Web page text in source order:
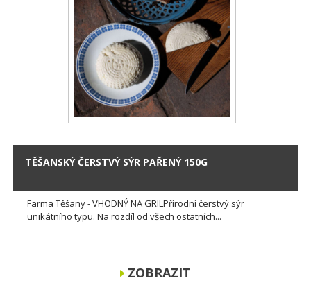
TĚŠANSKÝ ČERSTVÝ SÝR PAŘENÝ 150G
Farma Těšany - VHODNÝ NA GRILPřírodní čerstvý sýr
unikátního typu. Na rozdíl od všech ostatních...
ZOBRAZIT